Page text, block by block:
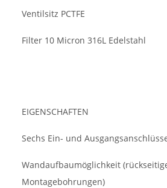
Ventilsitz PCTFE
Filter 10 Micron 316L Edelstahl
EIGENSCHAFTEN
Sechs Ein- und
Wandaufbaumöglichkeit
Montagebohrungen)